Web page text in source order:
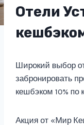
Отели
Широкий выбор
забронировать
кешбэком 10% по
Акция от «Мир